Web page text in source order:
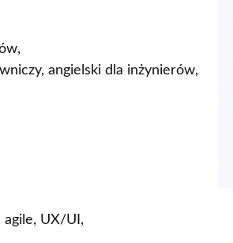
angielski dla inżynierów,
UX/UI,